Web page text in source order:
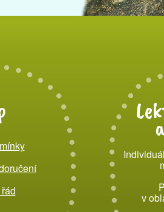
v